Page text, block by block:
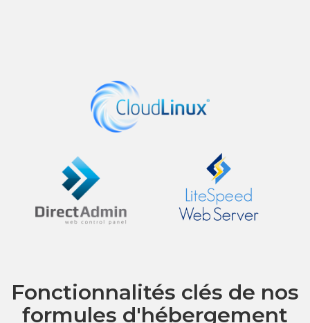
Fonctionnalités clés de nos
formules d'hébergement